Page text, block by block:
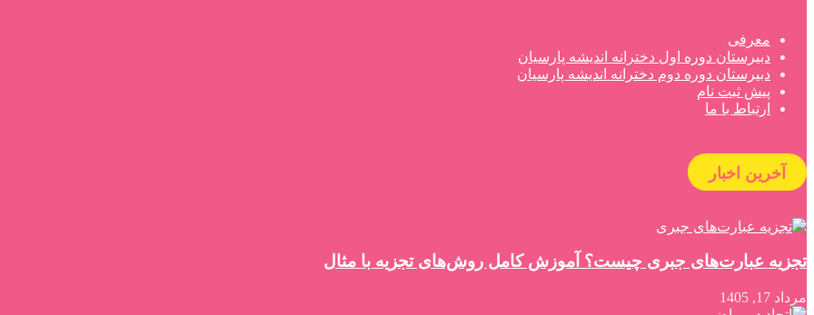
معرفی
دبیرستان دوره اول دخترانه اندیشه پارسیان
دبیرستان دوره دوم دخترانه اندیشه پارسیان
پیش ثبت نام
ارتباط با ما
آخرین اخبار
تجزیه عبارت‌های جبری چیست؟ آموزش کامل روش‌های تجزیه با مثال
مرداد 17, 1405